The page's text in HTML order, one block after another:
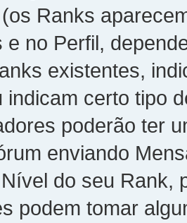
Ranks
e no Perfil,
existentes,
indicam certo tipo
poderão ter
enviando
do seu Rank,
podem tomar